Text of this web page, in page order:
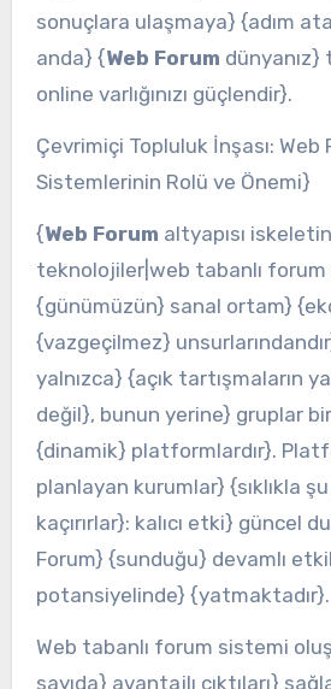
sonuçlara ulaşmaya} {adım
anda} {Web Forum
online varlığınızı güçlendir}.
Çevrimiçi Topluluk İnşası: Web
Sistemlerinin Rolü ve Önemi}
{Web Forum altyapısı
teknolojiler|web tabanlı
{günümüzün} sanal ortam}
{vazgeçilmez}
yalnızca} {açık tartışmaların
değil}, bunun yerine} gruplar
{dinamik} platformlardır}.
planlayan kurumlar} {sıklıkla
kaçırırlar}: kalıcı etki} güncel
Forum} {sunduğu} devamlı
potansiyelinde} {yatmaktadır}.
Web tabanlı forum sistemi
sayıda} avantajlı çıktıları}